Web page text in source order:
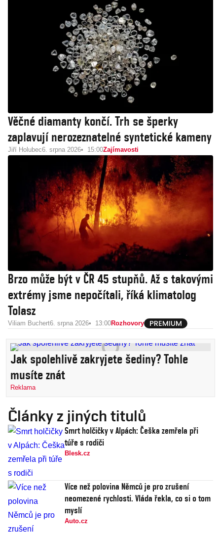
Věčné diamanty končí. Trh se šperky
zaplavují nerozeznatelné syntetické kameny
Jiří Holubec6. srpna 2026 15:00Zajímavosti
Brzo může být v ČR 45 stupňů. Až s takovými
extrémy jsme nepočítali, říká klimatolog
Tolasz
Viliam Buchert6. srpna 2026 13:00Rozhovory
Jak spolehlivě zakryjete šediny? Tohle
musíte znát
Reklama
Články z jiných titulů
Smrt holčičky v Alpách: Češka zemřela při
túře s rodiči
Blesk.cz
Více než polovina Němců je pro zrušení
neomezené rychlosti. Vláda řekla, co si o tom
myslí
Auto.cz